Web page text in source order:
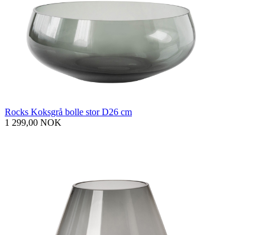
Rocks Koksgrå bolle stor D26 cm
1 299,00 NOK